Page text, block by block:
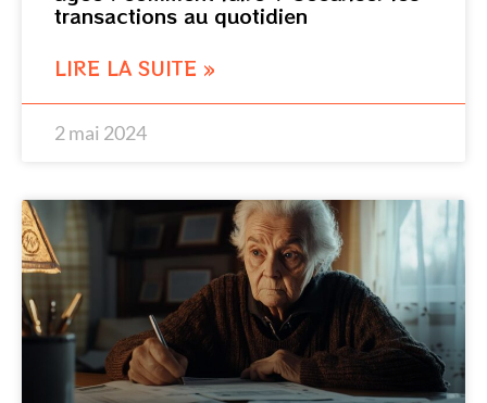
transactions au quotidien
LIRE LA SUITE »
2 mai 2024